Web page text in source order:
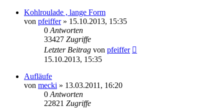
Kohlroulade , lange Form
von pfeiffer» 15.10.2013, 15:35
0 Antworten
33427 Zugriffe
Letzter Beitrag von pfeiffer
15.10.2013, 15:35
Aufläufe
von mecki » 13.03.2011, 16:20
0 Antworten
22821 Zugriffe